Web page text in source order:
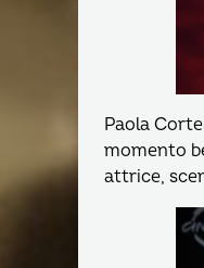
Paola
momento
attrice,